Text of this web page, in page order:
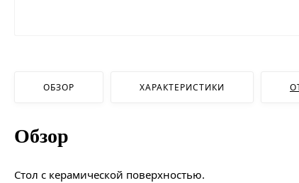
ОБЗОР ХАРАКТЕРИСТИКИ
Обзор
Стол с керамической поверхностью.